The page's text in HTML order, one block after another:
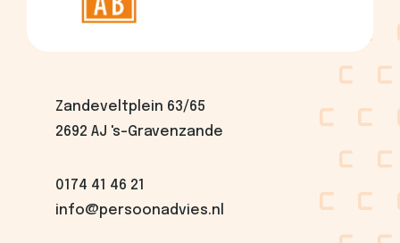
Zandeveltplein 63/65
2692 AJ 's-Gravenzande
0174 41 46 21
info@persoonadvies.nl